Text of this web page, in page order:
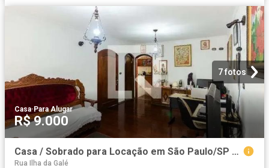
7 fotos
Casa·Para Alugar
R$ 9.000
Casa / Sobrado para Locação em São Paulo/SP Vila Zulmira 5 Quartos
Rua Ilha da Galé